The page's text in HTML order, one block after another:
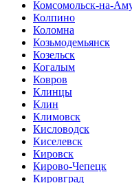
Комсомольск-на-
Колпино
Коломна
Козьмодемьянск
Козельск
Когалым
Ковров
Клинцы
Клин
Климовск
Кисловодск
Киселевск
Кировск
Кирово-Чепецк
Кировград